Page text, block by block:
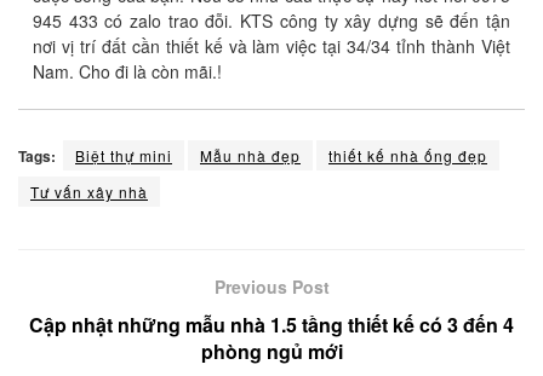
945 433 có zalo trao đỗi. KTS công ty xây dựng sẽ đến tận
nơi vị trí đất cần thiết kế và làm việc tại 34/34 tỉnh thành Việt
Nam. Cho đi là còn mãi.!
Tags: Biệt thự mini Mẫu nhà đẹp
thiết kế nhà ống đẹp
Tư vấn xây nhà
Previous Post
Cập nhật những mẫu nhà 1.5 tầng thiết kế có 3 đến 4
phòng ngủ mới